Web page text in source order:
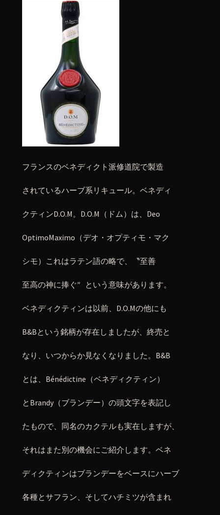
フランスのベネディクト派修道院で製造
されているハーブ系リキュール。ベネディ
クティンD.O.M。D.O.M（ドム）は、Deo
OptimoMaximo（デオ・オプティモ・マク
シモ）これはラテン語の略で、〝至善
至高の神に捧ぐ″ という意味があります。
ベネディクティンは以前、D.O.Mの他にも
B&Bという銘柄が存在しましたが、終売と
なり、いつからか見なくなりました。B&B
とは、Bénédictine（ベネディクティン）
とBrandy（ブランデー）の頭文字を表記し
たもので、同名のカクテルも実在しますが、
それはまた別の機会にご紹介します。ベネ
ディクティンはブランデーをベースにハーブ
各種とサフラン、そしてハチミツが含まれ